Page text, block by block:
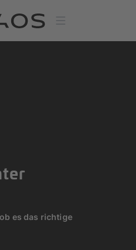
es das richtige